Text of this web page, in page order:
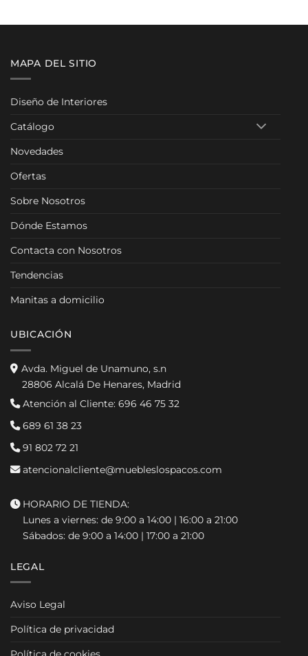
MAPA DEL SITIO
Diseño de Interiores
Catálogo
Novedades
Ofertas
Sobre Nosotros
Dónde Estamos
Contacta con Nosotros
Tendencias
Manitas a domicilio
UBICACIÓN
Avda. Miguel de Unamuno, s.n
28806 Alcalá De Henares, Madrid
Atención al Cliente: 696 46 75 32
689 61 38 23
91 802 72 21
atencionalcliente@muebleslospacos.com
HORARIO DE TIENDA:
Lunes a viernes: de 9:00 a 14:00 | 16:00 a 21:00
Sábados: de 9:00 a 14:00 | 17:00 a 21:00
LEGAL
Aviso Legal
Política de privacidad